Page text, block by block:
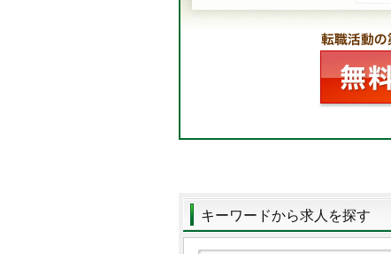
キーワードから求人を探す